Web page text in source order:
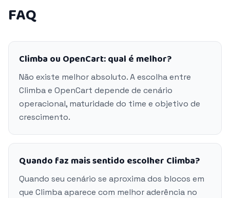
FAQ
Climba ou OpenCart: qual é melhor?
Não existe melhor absoluto. A escolha entre
Climba e OpenCart depende de cenário
operacional, maturidade do time e objetivo de
crescimento.
Quando faz mais sentido escolher Climba?
Quando seu cenário se aproxima dos blocos em
que Climba aparece com melhor aderência no